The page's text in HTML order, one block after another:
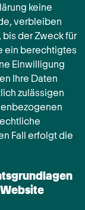
keine
verbleiben
der Zweck für
ein berechtigtes
Einwilligung
Ihre Daten
zulässigen
Fall erfolgt die